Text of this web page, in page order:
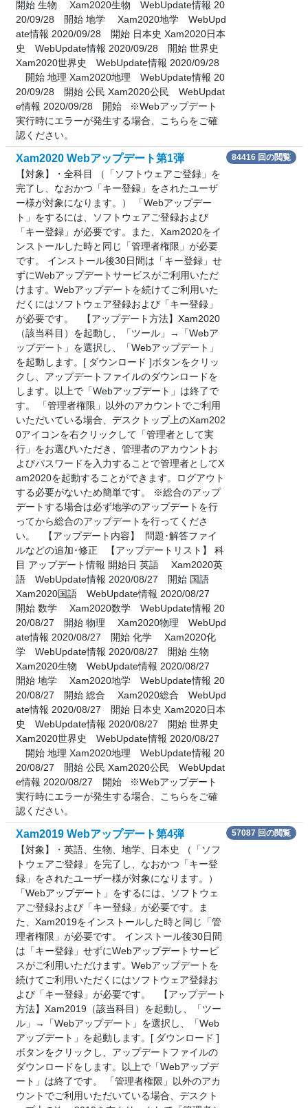
開始 生物 Xam2020生物 WebUpdate情報 20
20/09/28 開始 地学 Xam2020地学 WebUpd
ate情報 2020/09/28 開始 日本史 Xam2020日本
史 WebUpdate情報 2020/09/28 開始 世界史
Xam2020世界史 WebUpdate情報 2020/09/28
開始 地理 Xam2020地理 WebUpdate情報 20
20/09/28 開始 公民 Xam2020公民 WebUpdat
e情報 2020/09/28 開始 ※Webアップデート
実行時にエラーが発生する場合、こちらをご確
認ください。
Xam2020 Webアップデート第1弾
【対象】・全科目 （「ソフトウェアご登録」を
完了し、なおかつ「キー登録」をされたユーザ
ー様が対象になります。） 「Webアップデー
ト」をするには、ソフトウェアご登録および
「キー登録」が必要です。また、Xam2020をイ
ンストールした時と同じ「管理者権限」が必要
です。 インストール後30日間は「キー登録」せ
ずにWebアップデートサービスがご利用いただ
けます。Webアップデートを続けてご利用いた
だくにはソフトウェア登録および「キー登録」
が必要です。 【アップデート方法】Xam2020
（該当科目）を起動し、「ツール」→「Webア
ップデート」を選択し、「Webアップデート」
を起動します。[ ダウンロード ]ボタンをクリッ
クし、アップデートファイルのダウンロードを
します。以上で「Webアップデート」は終了で
す。 「管理者権限」以外のアカウントでご利用
いただいている場合、デスクトップ上のXam202
0アイコンを右クリックして「管理者として実
行」をお選びいただき、管理者のアカウントお
よびパスワードを入力することで管理者としてX
am2020を起動することができます。ログアウト
する必要がないため簡単です。 ※総合のアップ
デートする場合は必ず地学のアップデートを行
ってから総合のアップデートを行ってくださ
い。 【アップデート内容】 問題･解答ファイ
ルなどの追加･修正 【アップデートリスト】 科
目 アップデート情報 開始日 英語 Xam2020英
語 WebUpdate情報 2020/08/27 開始 国語
Xam2020国語 WebUpdate情報 2020/08/27
開始 数学 Xam2020数学 WebUpdate情報 20
20/08/27 開始 物理 Xam2020物理 WebUpd
ate情報 2020/08/27 開始 化学 Xam2020化
学 WebUpdate情報 2020/08/27 開始 生物
Xam2020生物 WebUpdate情報 2020/08/27
開始 地学 Xam2020地学 WebUpdate情報 20
20/08/27 開始 総合 Xam2020総合 WebUpd
ate情報 2020/08/27 開始 日本史 Xam2020日本
史 WebUpdate情報 2020/08/27 開始 世界史
Xam2020世界史 WebUpdate情報 2020/08/27
開始 地理 Xam2020地理 WebUpdate情報 20
20/08/27 開始 公民 Xam2020公民 WebUpdat
e情報 2020/08/27 開始 ※Webアップデート
実行時にエラーが発生する場合、こちらをご確
認ください。
84416 回の閲覧
Xam2019 Webアップデート第4弾
【対象】・英語、生物、地学、日本史 （「ソフ
トウェアご登録」を完了し、なおかつ「キー登
録」をされたユーザー様が対象になります。）
「Webアップデート」をするには、ソフトウェ
アご登録および「キー登録」が必要です。ま
た、Xam2019をインストールした時と同じ「管
理者権限」が必要です。 インストール後30日間
は「キー登録」せずにWebアップデートサービ
スがご利用いただけます。Webアップデートを
続けてご利用いただくにはソフトウェア登録お
よび「キー登録」が必要です。 【アップデート
方法】Xam2019（該当科目）を起動し、「ツー
ル」→「Webアップデート」を選択し、「Web
アップデート」を起動します。[ ダウンロード ]
ボタンをクリックし、アップデートファイルの
ダウンロードをします。以上で「Webアップデ
ート」は終了です。 「管理者権限」以外のアカ
ウントでご利用いただいている場合、デスクト
57087 回の閲覧